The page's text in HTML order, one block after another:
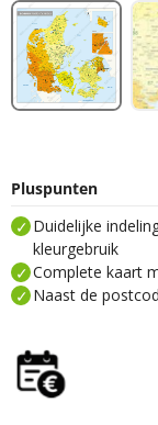
Pluspunten
Duidelijke
kleurgebruik
Complete kaart
Naast de